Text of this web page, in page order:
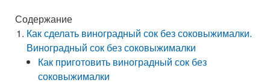
Содержание
Как сделать виноградный сок без соковыжималки.
Виноградный сок без соковыжималки
Как приготовить виноградный сок без
соковыжималки